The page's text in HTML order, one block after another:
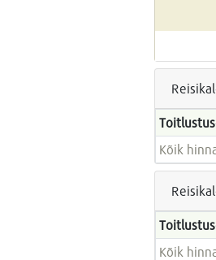
Kõik
Kõik